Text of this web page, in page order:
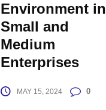
Environment in
Small and
Medium
Enterprises
MAY 15, 2024 0